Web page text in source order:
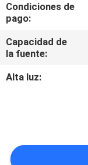
ÉNTRENOS
EN
CONTACTO
CON
PIDA
Condiciones de
pago:
Capacidad de
la fuente:
Alta luz: